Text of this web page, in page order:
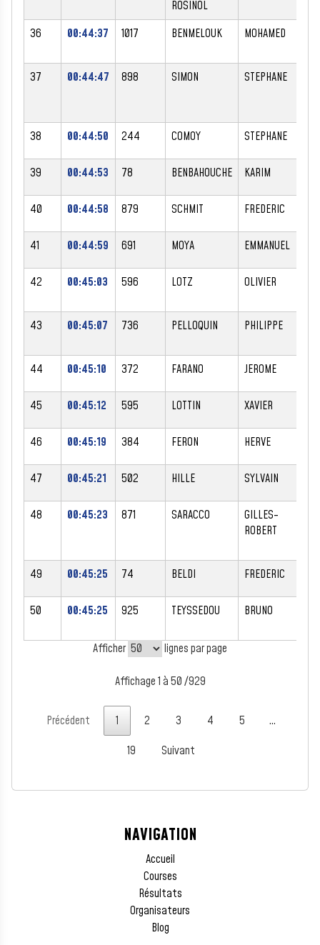
ROSINOL
36 00:44:37 1017 BENMELOUK MOHAMED
37 00:44:47 898 SIMON STEPHANE
38 00:44:50 244 COMOY STEPHANE
39 00:44:53 78 BENBAHOUCHE KARIM
40 00:44:58 879 SCHMIT FREDERIC
41 00:44:59 691 MOYA EMMANUEL
42 00:45:03 596 LOTZ OLIVIER
43 00:45:07 736 PELLOQUIN PHILIPPE
44 00:45:10 372 FARANO JEROME
45 00:45:12 595 LOTTIN XAVIER
46 00:45:19 384 FERON HERVE
47 00:45:21 502 HILLE SYLVAIN
48 00:45:23 871 SARACCO
GILLES-
ROBERT
49 00:45:25 74 BELDI FREDERIC
50 00:45:25 925 TEYSSEDOU BRUNO
Afficher lignes par page
Affichage 1 à 50 /929
Précédent 1 2 3 4 5
…
19
Suivant
NAVIGATION
Accueil
Courses
Résultats
Organisateurs
Blog